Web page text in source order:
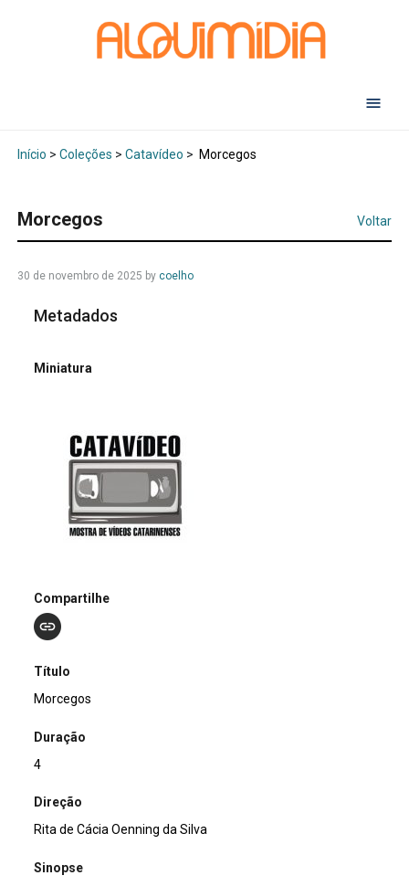
Início > Coleções > Catavídeo > Morcegos
Morcegos Voltar
30 de novembro de 2025 by coelho
Metadados
Miniatura
Compartilhe
Título
Morcegos
Duração
4
Direção
Rita de Cácia Oenning da Silva
Sinopse